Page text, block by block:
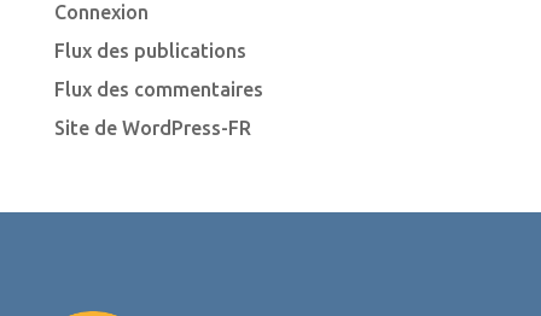
Connexion
Flux des publications
Flux des commentaires
Site de WordPress-FR